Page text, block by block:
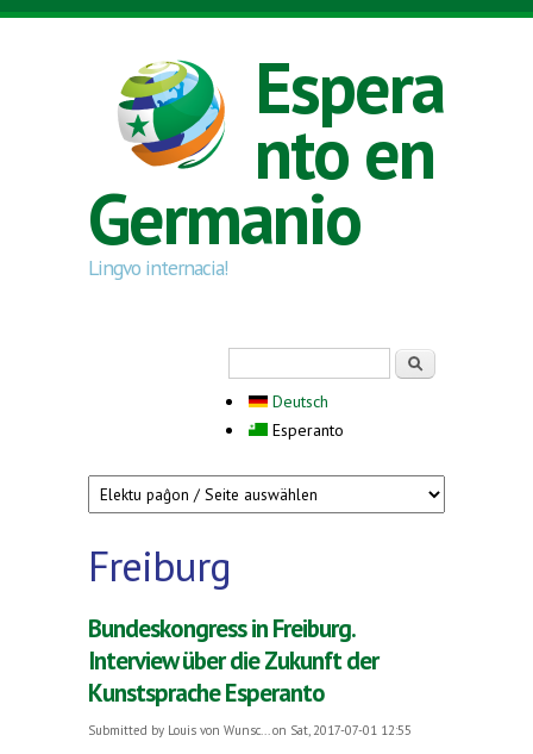
Skip to main content
Espera
nto en
Germanio
Lingvo internacia!
Deutsch
Esperanto
Freiburg
Bundeskongress in Freiburg.
Interview über die Zukunft der
Kunstsprache Esperanto
Submitted by Louis von Wunsc... on Sat, 2017-07-01 12:55